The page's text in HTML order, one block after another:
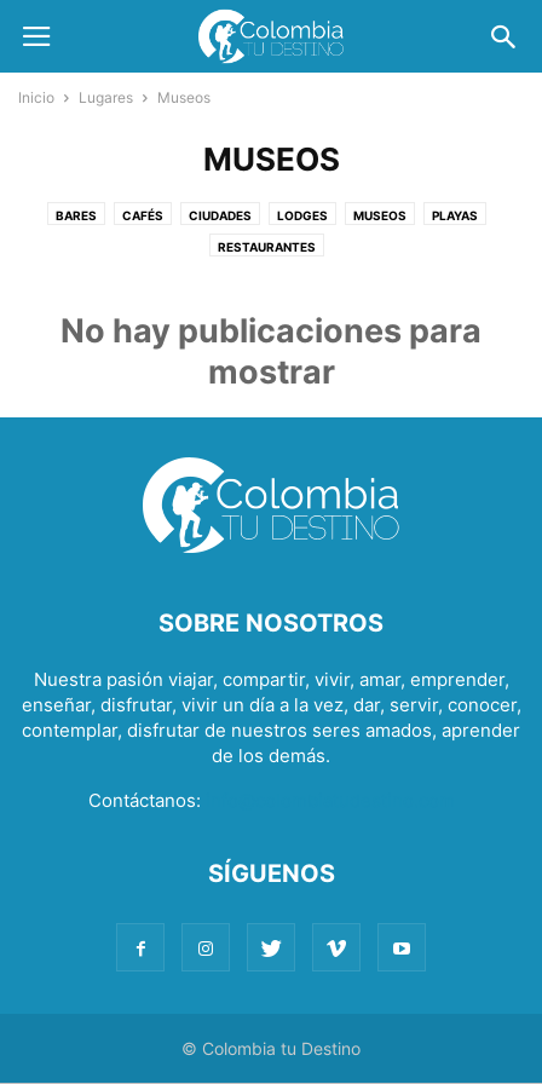
Inicio Lugares Museos
MUSEOS
BARES CAFÉS CIUDADES LODGES MUSEOS PLAYAS
RESTAURANTES
No hay publicaciones para
mostrar
SOBRE NOSOTROS
Nuestra pasión viajar, compartir, vivir, amar, emprender,
enseñar, disfrutar, vivir un día a la vez, dar, servir, conocer,
contemplar, disfrutar de nuestros seres amados, aprender
de los demás.
Contáctanos:
SÍGUENOS
© Colombia tu Destino